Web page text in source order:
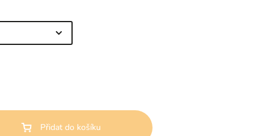
Přidat do košíku